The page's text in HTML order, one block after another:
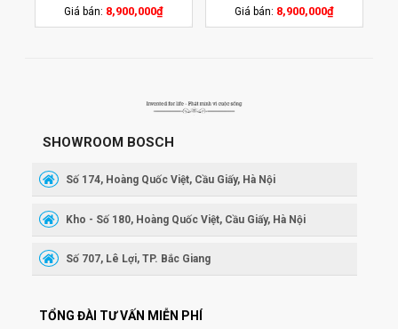
Giá bán: 8,900,000₫ Giá bán: 8,900,000₫
SHOWROOM BOSCH
Số 174, Hoàng Quốc Việt, Cầu Giấy, Hà Nội
Kho - Số 180, Hoàng Quốc Việt, Cầu Giấy, Hà Nội
Số 707, Lê Lợi, TP. Bắc Giang
TỔNG ĐÀI TƯ VẤN MIỄN PHÍ